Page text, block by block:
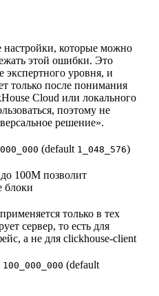
которые можно
этой ошибки. Это
экспертного уровня, и
только после понимания
Cloud или локального
поэтому не
решение».
(default 1_048_576)
100M позволит
блоки
только в тех
сервер, то есть для
а не для clickhouse-client
100_000_000 (default